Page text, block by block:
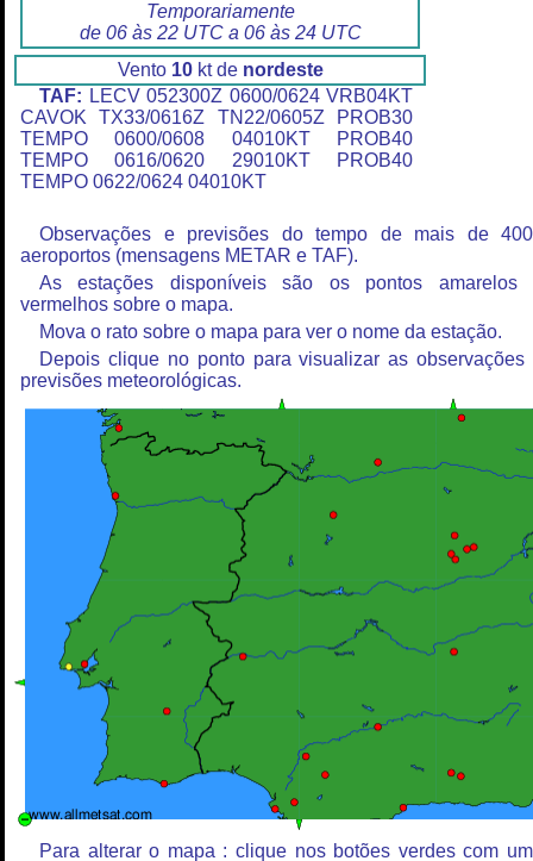
Temporariamente
de 06 às 22 UTC a 06 às 24 UTC
Vento 10kt de nordeste
TAF: LECV 052300Z 0600/0624 VRB04KT
CAVOK TX33/0616Z TN22/0605Z PROB30
TEMPO 0600/0608 04010KT PROB40
TEMPO 0616/0620 29010KT PROB40
TEMPO 0622/0624 04010KT
Observações e previsões do tempo de mais de
aeroportos (mensagens METAR e TAF).
As estações disponíveis são os pontos amarelos
vermelhos sobre o mapa.
Mova o rato sobre o mapa para ver o nome da estação.
Depois clique no ponto para visualizar as observações
previsões meteorológicas.
Para alterar o mapa : clique nos botões verdes com